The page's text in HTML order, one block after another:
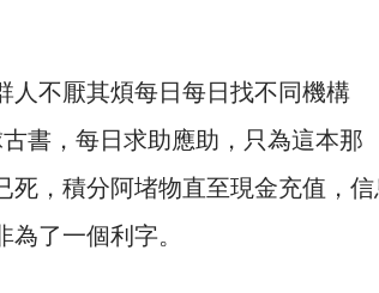
人不厭其煩每日每日找不同機構
書，每日求助應助，只為這本那
，積分阿堵物直至現金充值，
了一個利字。